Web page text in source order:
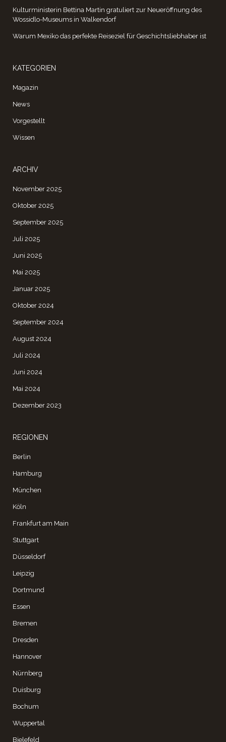
Kulturministerin Bettina Martin gratuliert zur Neueröffnung des
Wossidlo-Museums in Walkendorf
Warum Mexiko das perfekte Reiseziel für Geschichtsliebhaber ist
KATEGORIEN
Magazin
News
Vorgestellt
Wissen
ARCHIV
November 2025
Oktober 2025
September 2025
Juli 2025
Juni 2025
Mai 2025
Januar 2025
Oktober 2024
September 2024
August 2024
Juli 2024
Juni 2024
Mai 2024
Dezember 2023
REGIONEN
Berlin
Hamburg
München
Köln
Frankfurt am Main
Stuttgart
Düsseldorf
Leipzig
Dortmund
Essen
Bremen
Dresden
Hannover
Nürnberg
Duisburg
Bochum
Wuppertal
Bielefeld